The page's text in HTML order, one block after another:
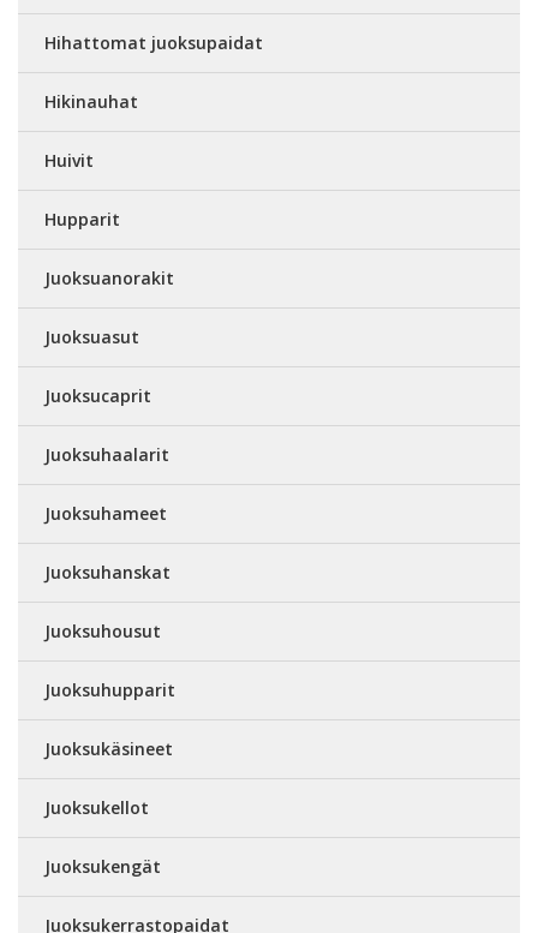
Hihattomat juoksupaidat
Hikinauhat
Huivit
Hupparit
Juoksuanorakit
Juoksuasut
Juoksucaprit
Juoksuhaalarit
Juoksuhameet
Juoksuhanskat
Juoksuhousut
Juoksuhupparit
Juoksukäsineet
Juoksukellot
Juoksukengät
Juoksukerrastopaidat